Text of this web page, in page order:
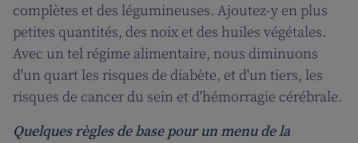
complètes et des légumineuses. Ajoutez-y en plus
petites quantités, des noix et des huiles végétales.
Avec un tel régime alimentaire, nous diminuons
d'un quart les risques de diabète, et d'un tiers, les
risques de cancer du sein et d'hémorragie cérébrale.
Quelques règles de base pour un menu de la